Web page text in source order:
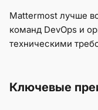
Mattermost лучше
команд DevOps и
техническими
Ключевые